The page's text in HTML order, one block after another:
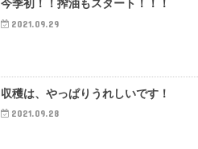
今季初！！搾油もスタート！！！
2021.09.29
収穫は、やっぱりうれしいです！
2021.09.28